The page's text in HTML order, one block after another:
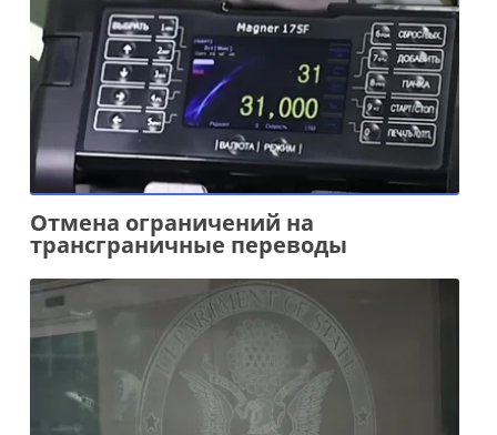
Отмена ограничений на
трансграничные переводы